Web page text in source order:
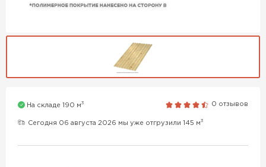
На складе 190 м3 0 отзывов
Сегодня 06 августа 2026 мы уже отгрузили 145 м3